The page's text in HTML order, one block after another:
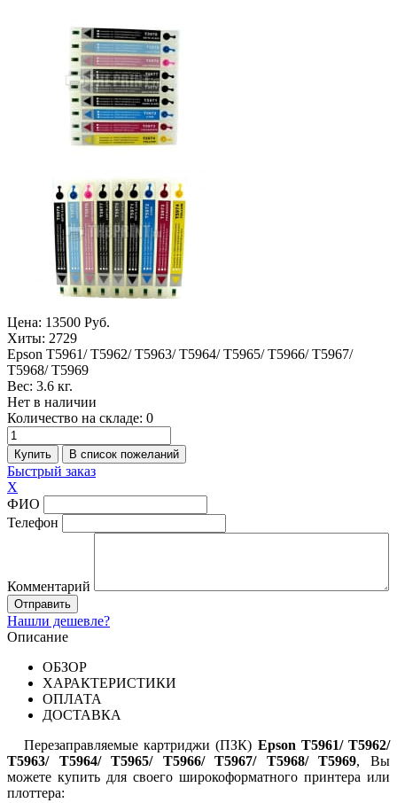
Цена: 13500 Руб.
Хиты: 2729
Epson T5961/ T5962/ T5963/ T5964/ T5965/ T5966/ T5967/
T5968/ T5969
Вес: 3.6 кг.
Нет в наличии
Количество на складе: 0
Быстрый заказ
X
ФИО
Телефон
Комментарий
Нашли дешевле?
Описание
ОБЗОР
ХАРАКТЕРИСТИКИ
ОПЛАТА
ДОСТАВКА
Перезаправляемые картриджи (ПЗК) Epson T5961/ T5962/
T5963/ T5964/ T5965/ T5966/ T5967/ T5968/ T5969,Вы
можете купить для своего широкоформатного принтера или
плоттера: